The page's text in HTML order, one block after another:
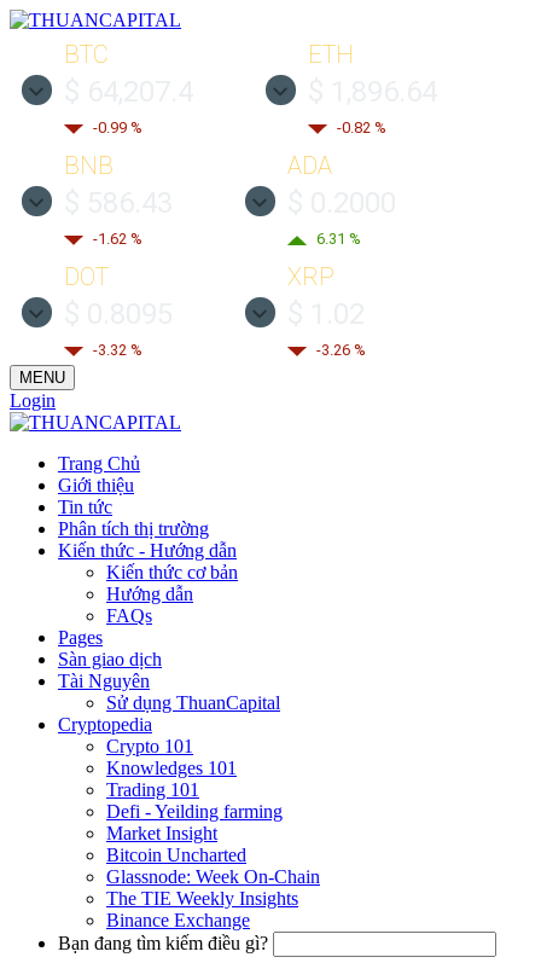
BTC
-0.99 %
ETH
-0.82 %
BNB
-1.62 %
ADA
6.31 %
DOT
-3.32 %
XRP
-3.26 %
MENU
Login
Trang Chủ
Giới thiệu
Tin tức
Phân tích thị trường
Kiến thức - Hướng dẫn
Kiến thức cơ bản
Hướng dẫn
FAQs
Pages
Sàn giao dịch
Tài Nguyên
Sử dụng ThuanCapital
Cryptopedia
Crypto 101
Knowledges 101
Trading 101
Defi - Yeilding farming
Market Insight
Bitcoin Uncharted
Glassnode: Week On-Chain
The TIE Weekly Insights
Binance Exchange
Bạn đang tìm kiếm điều gì?